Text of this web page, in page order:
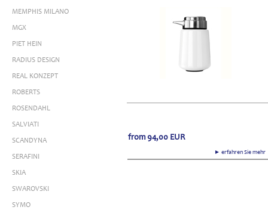
MEMPHIS MILANO
MGX
PIET HEIN
RADIUS DESIGN
REAL KONZEPT
ROBERTS
ROSENDAHL
SALVIATI
SCANDYNA
SERAFINI
SKIA
SWAROVSKI
SYMO
► erfahren Sie
from94,00 EUR